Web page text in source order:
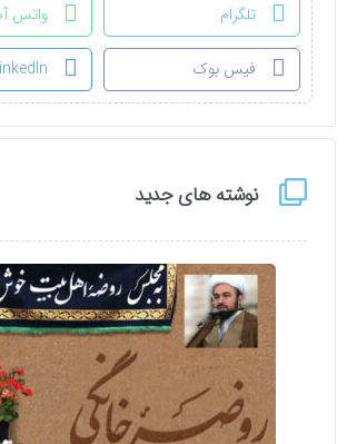
نوشته های جدید
تلگرام واتس آپ
فیس بوک LinkedIn